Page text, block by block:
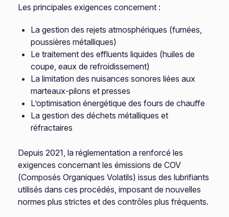
Les principales exigences concernent :
La gestion des rejets atmosphériques (fumées,
poussières métalliques)
Le traitement des effluents liquides (huiles de
coupe, eaux de refroidissement)
La limitation des nuisances sonores liées aux
marteaux-pilons et presses
L’optimisation énergétique des fours de chauffe
La gestion des déchets métalliques et
réfractaires
Depuis 2021, la réglementation a renforcé les
exigences concernant les émissions de COV
(Composés Organiques Volatils) issus des lubrifiants
utilisés dans ces procédés, imposant de nouvelles
normes plus strictes et des contrôles plus fréquents.